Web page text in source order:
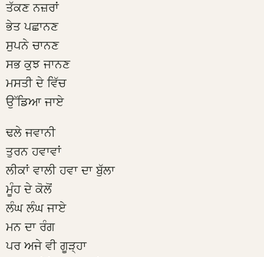
ਤੱਕਣ ਨਜ਼ਰਾਂ
ਭੇਤ ਪਛਾਨਣ
ਸੁਪਨੇ ਚਾਨਣ
ਸਭ ਕੁਝ ਜਾਨਣ
ਮਸਤੀ ਦੇ ਵਿੱਚ
ਉੱਡਿਆ ਜਾਏ
ਢਲੇ ਜਵਾਨੀ
ਤੁਰਨ ਹਵਾਵਾਂ
ਲੀਕਾਂ ਵਾਲੀ ਹਵਾ ਦਾ ਬੁੱਲਾ
ਮੂੰਹ ਦੇ ਕੋਲੋਂ
ਲੰਘ ਲੰਘ ਜਾਏ
ਮਨ ਦਾ ਰੰਗ
ਪਰ ਅਜੇ ਵੀ ਗੂੜ੍ਹਾ